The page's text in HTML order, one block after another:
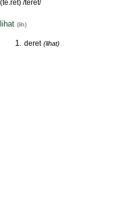
(te.ret) /térét/
lihat (lih)
deret (lihat)